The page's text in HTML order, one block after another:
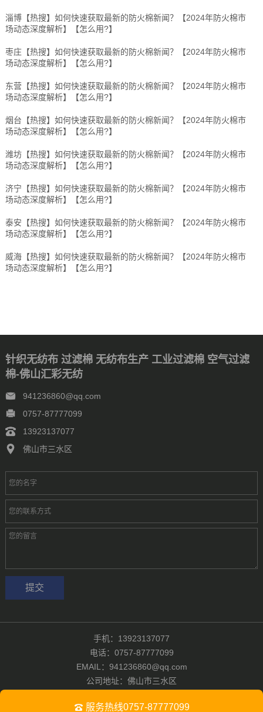
服务热线0757-87777099
淄博【热搜】如何快速获取最新的防火棉新闻？【2024年防火棉市
场动态深度解析】【怎么用?】
枣庄【热搜】如何快速获取最新的防火棉新闻？【2024年防火棉市
场动态深度解析】【怎么用?】
东营【热搜】如何快速获取最新的防火棉新闻？【2024年防火棉市
场动态深度解析】【怎么用?】
烟台【热搜】如何快速获取最新的防火棉新闻？【2024年防火棉市
场动态深度解析】【怎么用?】
潍坊【热搜】如何快速获取最新的防火棉新闻？【2024年防火棉市
场动态深度解析】【怎么用?】
济宁【热搜】如何快速获取最新的防火棉新闻？【2024年防火棉市
场动态深度解析】【怎么用?】
泰安【热搜】如何快速获取最新的防火棉新闻？【2024年防火棉市
场动态深度解析】【怎么用?】
威海【热搜】如何快速获取最新的防火棉新闻？【2024年防火棉市
场动态深度解析】【怎么用?】
针织无纺布 过滤棉 无纺布生产 工业过滤棉 空气过滤
棉-佛山汇彩无纺
941236860@qq.com
0757-87777099
13923137077
佛山市三水区
手机：13923137077
电话：0757-87777099
EMAIL：941236860@qq.com
公司地址：佛山市三水区
佛山汇彩无纺有限公司|技术支持：佛山浩广网络